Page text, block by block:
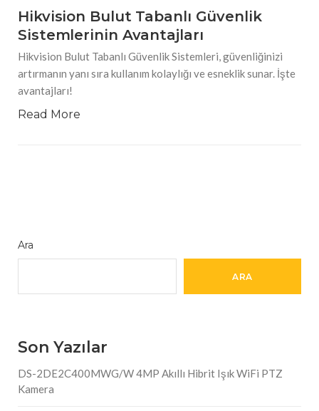
Hikvision Bulut Tabanlı Güvenlik
Sistemlerinin Avantajları
Hikvision Bulut Tabanlı Güvenlik Sistemleri, güvenliğinizi
artırmanın yanı sıra kullanım kolaylığı ve esneklik sunar. İşte
avantajları!
Read More
Ara
ARA
Son Yazılar
DS-2DE2C400MWG/W 4MP Akıllı Hibrit Işık WiFi PTZ
Kamera